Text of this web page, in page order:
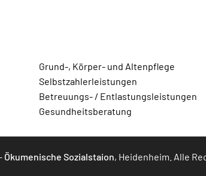
Grund-, Körper- und Altenpflege
Selbstzahlerleistungen
Betreuungs- / Entlastungsleistungen
Gesundheitsberatung
Ökumenische Sozialstaion, Heidenheim. Alle